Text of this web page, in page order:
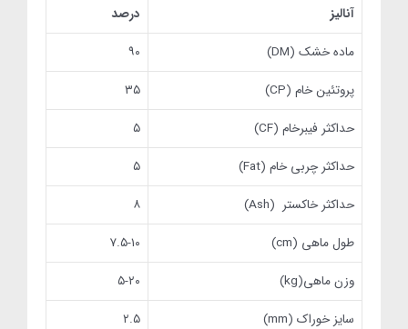
آنالیز
درصد
ماده خشک (DM)
۹۰
پروتئین خام (CP)
۳۵
حداکثر فیبرخام (CF)
۵
حداکثر چربی خام (Fat)
۵
حداکثر خاکستر (Ash)
۸
طول ماهی (cm)
۷.۵-۱۰
وزن ماهی(kg)
۵-۲۰
سایز خوراک (mm)
۲.۵